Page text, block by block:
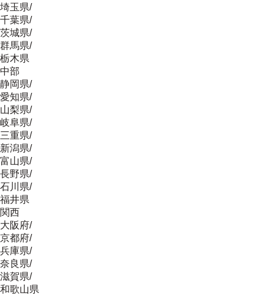
埼玉県/
千葉県/
茨城県/
群馬県/
栃木県
中部
静岡県/
愛知県/
山梨県/
岐阜県/
三重県/
新潟県/
富山県/
長野県/
石川県/
福井県
関西
大阪府/
京都府/
兵庫県/
奈良県/
滋賀県/
和歌山県